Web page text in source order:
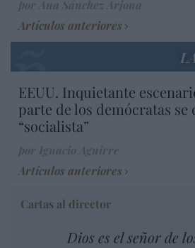
Artículos anteriores
EEUU. Inquietante
parte de los demócratas se
“socialista”
Artículos anteriores
Cartas al director
Dios es el señor de